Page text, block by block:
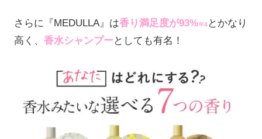
さらに『MEDULLA』は香り満足度が93%※4 とかなり
高く、 香水シャンプー としても有名！